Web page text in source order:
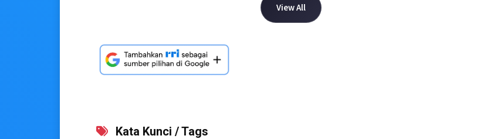
View All
Kata Kunci / Tags